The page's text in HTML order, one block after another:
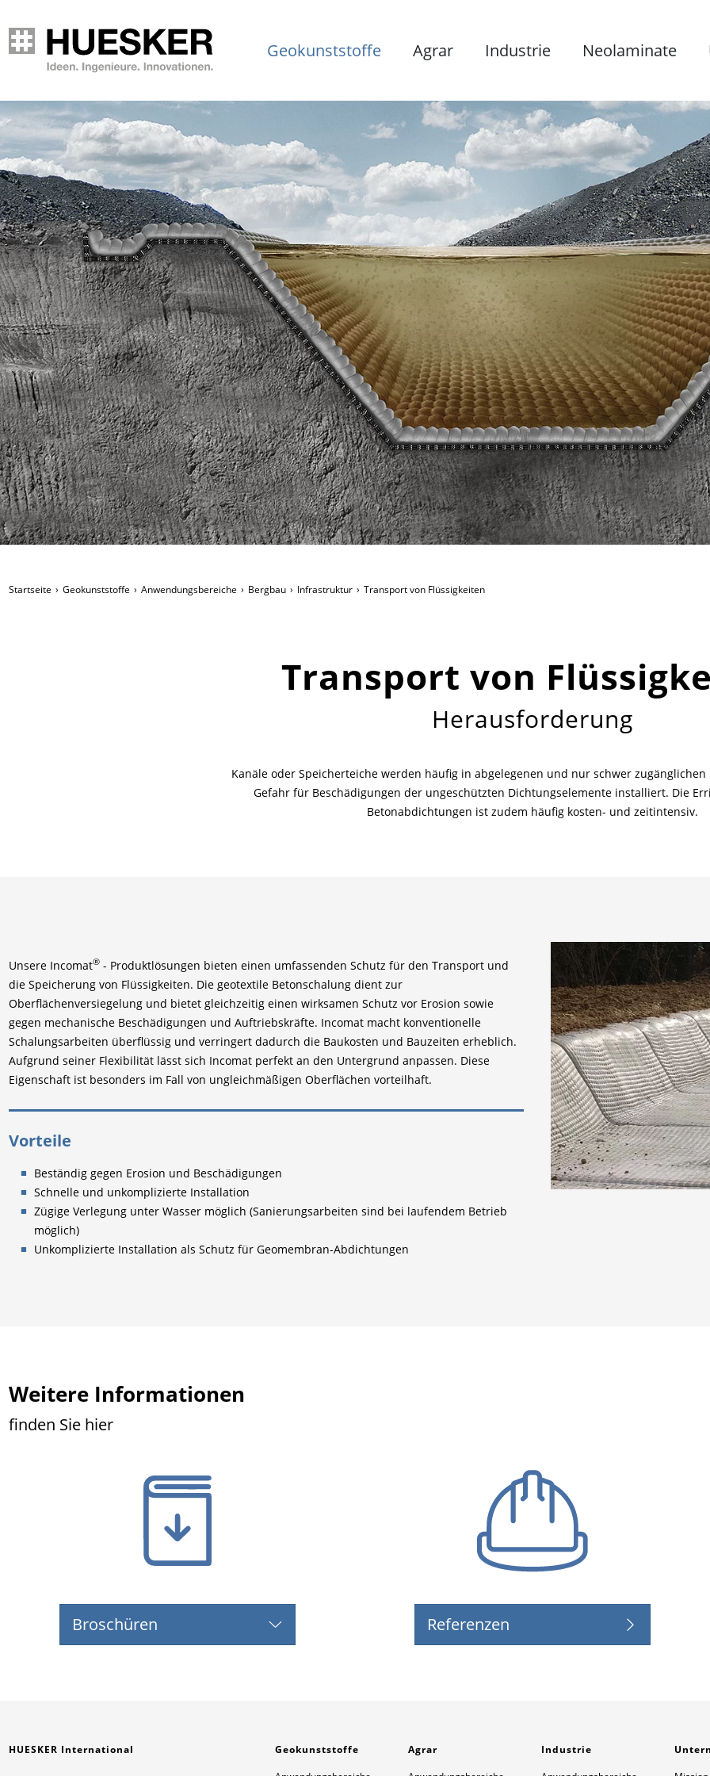
Geokunststoffe Agrar Industrie Neolaminate
Startseite Geokunststoffe Anwendungsbereiche Bergbau Infrastruktur Transport von Flüssigkeiten
Transport von
Herausforderung
Kanäle oder Speicherteiche werden häufig in abgelegenen und nur schwer
Gefahr für Beschädigungen der ungeschützten Dichtungselemente installiert. Die
Betonabdichtungen ist zudem häufig kosten- und zeitintensiv.
Unsere Incomat® - Produktlösungen bieten einen umfassenden Schutz für den Transport und
die Speicherung von Flüssigkeiten. Die geotextile Betonschalung dient zur
Oberflächenversiegelung und bietet gleichzeitig einen wirksamen Schutz vor Erosion sowie
gegen mechanische Beschädigungen und Auftriebskräfte. Incomat macht konventionelle
Schalungsarbeiten überflüssig und verringert dadurch die Baukosten und Bauzeiten erheblich.
Aufgrund seiner Flexibilität lässt sich Incomat perfekt an den Untergrund anpassen. Diese
Eigenschaft ist besonders im Fall von ungleichmäßigen Oberflächen vorteilhaft.
Vorteile
Beständig gegen Erosion und Beschädigungen
Schnelle und unkomplizierte Installation
Zügige Verlegung unter Wasser möglich (Sanierungsarbeiten sind bei laufendem Betrieb
möglich)
Unkomplizierte Installation als Schutz für Geomembran-Abdichtungen
Weitere Informationen
finden Sie hier
Broschüren Referenzen
HUESKER International
Geokunststoffe
Agrar
Industrie